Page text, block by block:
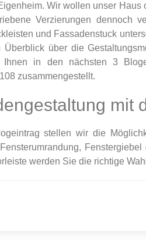
Wir wollen unser
Verzierungen dennoch
und Fassadenstuck
über die
in den nächsten 3
zusammengestellt.
mit
stellen wir die
werden Sie die richtige